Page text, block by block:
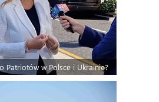
Patriotów w Polsce i Ukrainie?